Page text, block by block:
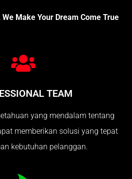
Make Your Dream Come True
TEAM
yang mendalam tentang
memberikan solusi yang tepat
kebutuhan pelanggan.